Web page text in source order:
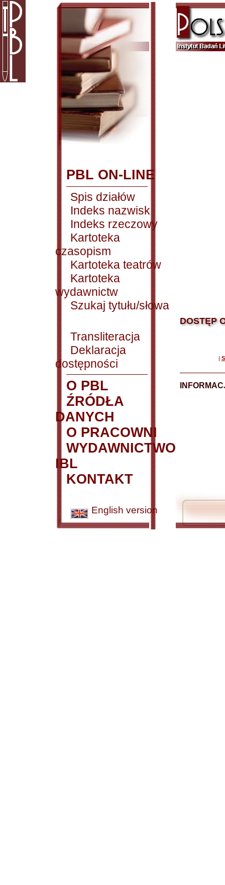
PBL ON-LINE
Spis działów
Indeks nazwisk
Indeks rzeczowy
Kartoteka
czasopism
Kartoteka teatrów
Kartoteka
wydawnictw
Szukaj tytułu/słowa
Transliteracja
Deklaracja
dostępności
O PBL
ŹRÓDŁA
DANYCH
O PRACOWNI
WYDAWNICTWO
IBL
KONTAKT
English version
DOSTĘP
|